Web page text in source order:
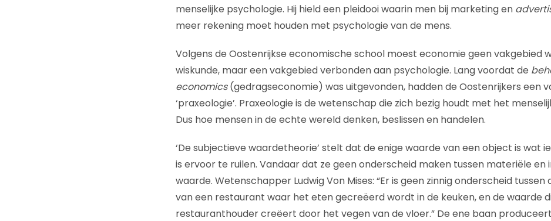
menselijke psychologie. Hij hield een pleidooi waarin men bij marketing en
meer rekening moet houden met psychologie van de mens.
Volgens de Oostenrijkse economische school moest economie geen vakgebied
wiskunde, maar een vakgebied verbonden aan psychologie. Lang voordat de
economics(gedragseconomie) was uitgevonden, hadden de Oostenrijkers een
‘praxeologie’. Praxeologie is de wetenschap die zich bezig houdt met het
Dus hoe mensen in de echte wereld denken, beslissen en handelen.
‘De subjectieve waardetheorie’ stelt dat de enige waarde van een object is wat
is ervoor te ruilen. Vandaar dat ze geen onderscheid maken tussen materiële en
waarde. Wetenschapper Ludwig Von Mises: “Er is geen zinnig onderscheid tussen
van een restaurant waar het eten gecreëerd wordt in de keuken, en de waarde
restauranthouder creëert door het vegen van de vloer.” De ene baan